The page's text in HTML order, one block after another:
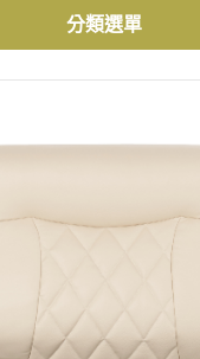
分類選單